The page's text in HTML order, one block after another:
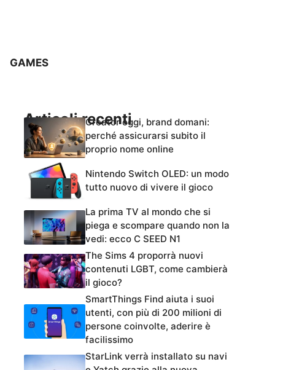
GAMES
Articoli recentiCreator oggi, brand domani:
perché assicurarsi subito il
proprio nome online
Nintendo Switch OLED: un modo
tutto nuovo di vivere il gioco
La prima TV al mondo che si
piega e scompare quando non la
vedi: ecco C SEED N1
The Sims 4 proporrà nuovi
contenuti LGBT, come cambierà
il gioco?
SmartThings Find aiuta i suoi
utenti, con più di 200 milioni di
persone coinvolte, aderire è
facilissimo
StarLink verrà installato su navi